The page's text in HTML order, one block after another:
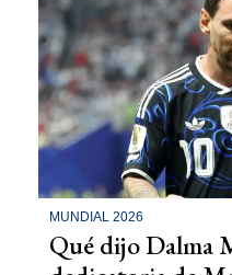
MUNDIAL 2026
Qué dijo Dalma